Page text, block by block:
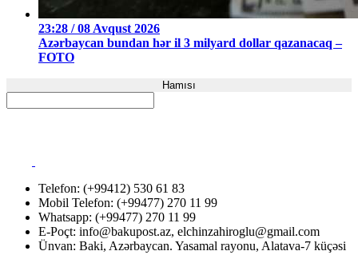
23:28 / 08 Avqust 2026
Azərbaycan bundan hər il 3 milyard dollar qazanacaq –
FOTO
Hamısı
Telefon: (+99412) 530 61 83
Mobil Telefon: (+99477) 270 11 99
Whatsapp: (+99477) 270 11 99
E-Poçt: info@bakupost.az, elchinzahiroglu@gmail.com
Ünvan: Baki, Azərbaycan. Yasamal rayonu, Alatava-7 küçəsi